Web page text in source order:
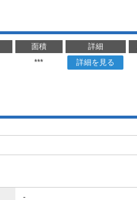
面積 詳細
*** 詳細を見る
-